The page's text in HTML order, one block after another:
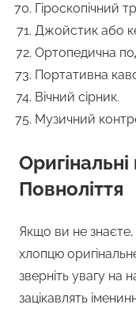
Гіроскопічний
Джойстик або
Ортопедична
Портативна
Вічний сірник.
Музичний
Повноліття
Якщо ви не
хлопцю
зверніть увагу на
зацікавлять